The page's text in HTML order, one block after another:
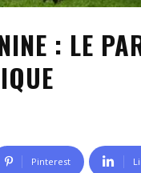
: LE
Pinterest